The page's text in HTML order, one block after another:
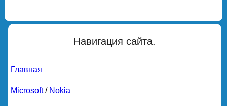
Навигация сайта.
Главная
Microsoft/ Nokia